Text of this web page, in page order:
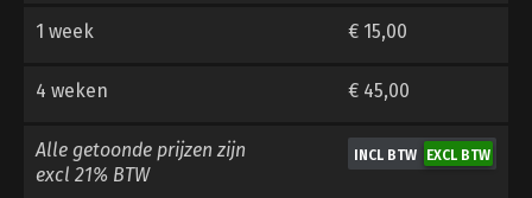
1 week € 15,00
4 weken € 45,00
Alle getoonde prijzen zijn
excl 21% BTW